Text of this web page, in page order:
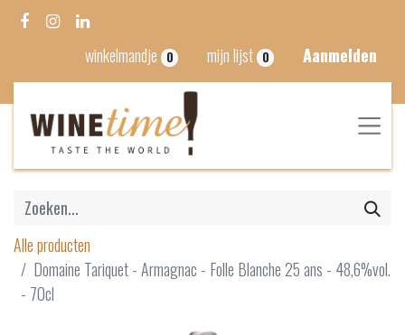
winkelmandje 0 mijn lijst 0 Aanmelden
Alle producten
Domaine Tariquet - Armagnac - Folle Blanche 25 ans - 48,6%vol.
- 70cl